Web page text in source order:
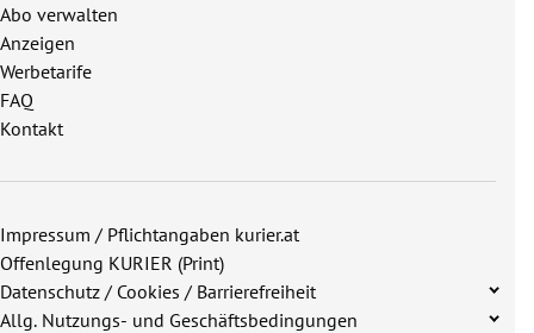
Abo verwalten
Anzeigen
Werbetarife
FAQ
Kontakt
Impressum / Pflichtangaben kurier.at
Offenlegung KURIER (Print)
Datenschutz / Cookies / Barrierefreiheit
Allg. Nutzungs- und Geschäftsbedingungen